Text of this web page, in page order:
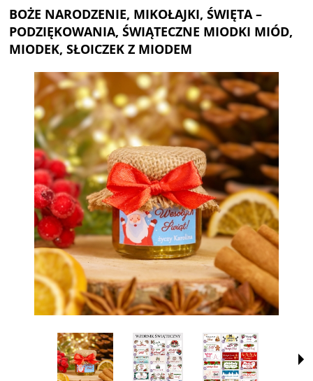
BOŻE NARODZENIE, MIKOŁAJKI, ŚWIĘTA –
PODZIĘKOWANIA, ŚWIĄTECZNE MIODKI MIÓD,
MIODEK, SŁOICZEK Z MIODEM